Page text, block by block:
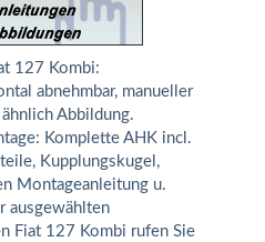
127 Kombi:
abnehmbar, manueller
Abbildung.
Komplette AHK incl.
Kupplungskugel,
Montageanleitung u.
ausgewählten
Fiat 127 Kombi rufen Sie